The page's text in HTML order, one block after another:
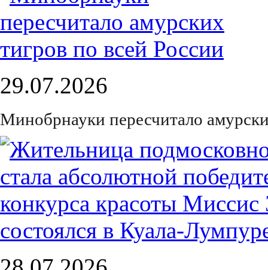
29.07.2026
Минобрнауки пересчитало